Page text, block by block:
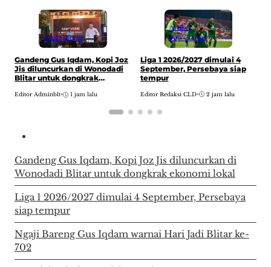
ArtikelBerita
Gandeng Gus Iqdam, Kopi Joz
Jis diluncurkan di Wonodadi
Blitar untuk dongkrak
Editor Adminblt• 1 jam lalu
Artikel
Pop Culture
Liga 1 2026/2027 dimulai 4
September, Persebaya siap
tempur
Editor Redaksi CLD• 2 jam lalu
Gandeng Gus Iqdam, Kopi Joz Jis diluncurkan di
Wonodadi Blitar untuk dongkrak ekonomi lokal
Liga 1 2026/2027 dimulai 4 September, Persebaya
siap tempur
Ngaji Bareng Gus Iqdam warnai Hari Jadi Blitar ke-
702